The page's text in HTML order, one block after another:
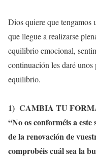
Dios quiere que tengamos
que llegue a realizarse
equilibrio emocional,
continuación les daré unos
equilibrio.
1) CAMBIA TU
“No os conforméis a
de la renovación de
comprobéis cuál sea la